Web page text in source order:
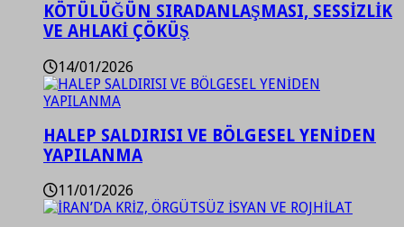
KÖTÜLÜĞÜN SIRADANLAŞMASI, SESSİZLİK
VE AHLAKİ ÇÖKÜŞ
14/01/2026
HALEP SALDIRISI VE BÖLGESEL YENİDEN
YAPILANMA
11/01/2026